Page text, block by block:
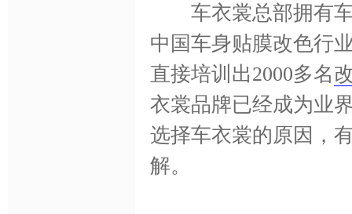
车衣裳总部拥有车
中国车身贴膜改色行
直接培训出2000多名
衣裳品牌已经成为业
选择车衣裳的原因，
解。